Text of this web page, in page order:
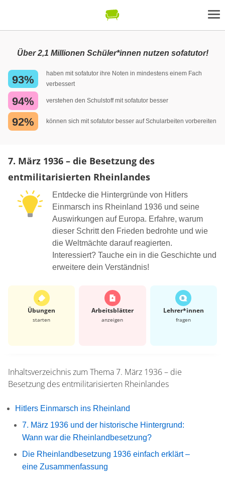
Über 2,1 Millionen Schüler*innen nutzen sofatutor!
93%
haben mit sofatutor ihre Noten in mindestens einem Fach
verbessert
94% verstehen den Schulstoff mit sofatutor besser
92% können sich mit sofatutor besser auf Schularbeiten vorbereiten
7. März 1936 – die Besetzung des
entmilitarisierten Rheinlandes
Entdecke die Hintergründe von Hitlers
Einmarsch ins Rheinland 1936 und seine
Auswirkungen auf Europa. Erfahre, warum
dieser Schritt den Frieden bedrohte und wie
die Weltmächte darauf reagierten.
Interessiert? Tauche ein in die Geschichte und
erweitere dein Verständnis!
Übungen
starten
Arbeits­blätter
anzeigen
Lehrer*​innen
fragen
Inhaltsverzeichnis zum Thema7. März 1936 – die
Besetzung des entmilitarisierten Rheinlandes
Hitlers Einmarsch ins Rheinland
7. März 1936 und der historische Hintergrund:
Wann war die Rheinlandbesetzung?
Die Rheinlandbesetzung 1936 einfach erklärt –
eine Zusammenfassung